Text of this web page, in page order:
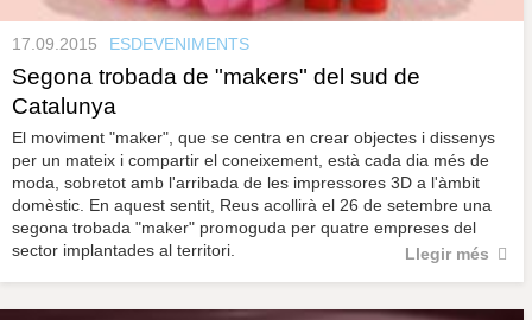
17.09.2015 ESDEVENIMENTS
Segona trobada de "makers" del sud de
Catalunya
El moviment "maker", que se centra en crear objectes i dissenys
per un mateix i compartir el coneixement, està cada dia més de
moda, sobretot amb l'arribada de les impressores 3D a l'àmbit
domèstic. En aquest sentit, Reus acollirà el 26 de setembre una
segona trobada "maker" promoguda per quatre empreses del
sector implantades al territori.
Llegir més